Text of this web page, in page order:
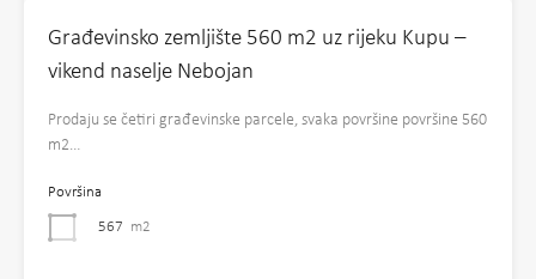
Građevinsko zemljište 560 m2 uz rijeku Kupu –
vikend naselje Nebojan
Prodaju se četiri građevinske parcele, svaka površine površine 560
m2…
Površina
567 m2